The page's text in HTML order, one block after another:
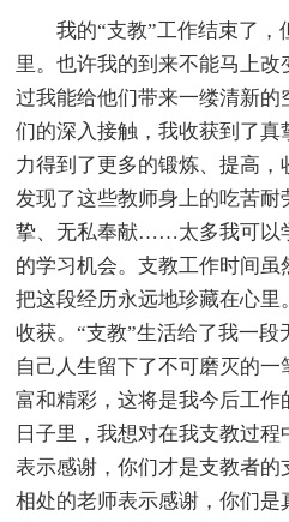
我的“支教”工作结束了，
里。也许我的到来不能马上
过我能给他们带来一缕清新
们的深入接触，我收获到了
力得到了更多的锻炼、提高，
发现了这些教师身上的吃苦
挚、无私奉献……太多我可以
的学习机会。支教工作时间
把这段经历永远地珍藏在心
收获。“支教”生活给了我一
自己人生留下了不可磨灭的
富和精彩，这将是我今后工
日子里，我想对在我支教过
表示感谢，你们才是支教者
相处的老师表示感谢，你们